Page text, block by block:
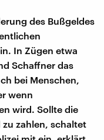
des Bußgeldes
In Zügen etwa
Schaffner das
bei Menschen,
wenn
wird. Sollte die
zu zahlen, schaltet